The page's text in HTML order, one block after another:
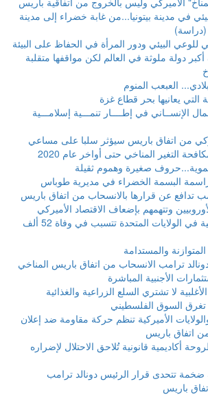
في مدينة بيتونيا...من غابة خضراء إلى مدينة
للوعي البيئي ودور المرأة في الحفاظ على البيئة
أكبر دولة ملوثة في العالم لكن مواقفها متقلبة
العبعب المنوم
التي يعانيها بحر قطاع غزة
الإنســاني في إطــــار تنمـــية إسلامـــية
من اتفاق باريس سيؤثر سلبا على مساعي
التغير المناخي حتى أواخر عام 2020
صغيرة وهموم ثقيلة
البسمة الخضراء في مديرية طوباس
تدافع عن قرارها بالانسحاب من اتفاق باريس
وتتهمهم بإضعاف الاقتصاد الأميركي
المحطات الفحمية في الولايات المتحدة تتسبب في وفاة 52 ألف
المتوازنة والمستدامة
دونالد ترامب الانسحاب من اتفاق باريس المناخي
الأجنبية المباشرة
لا تشتري السلع الزراعية والغذائية
تغرق السوق الفلسطيني
الأميركية تنظم حركة مقاومة ضد إعلان
اتفاق باريس
أكاديمية قانونية تُلاحق الاحتلال لإضراره
تتحدى قرار الرئيس دونالد ترامب
باريس